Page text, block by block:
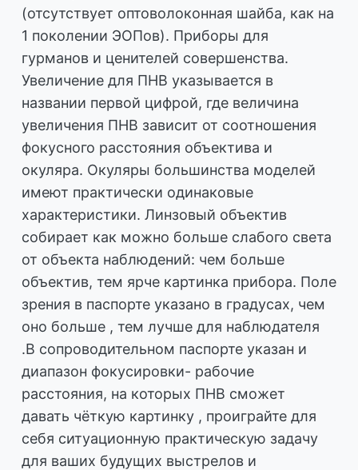
(отсутствует оптоволоконная шайба, как на
1 поколении ЭОПов). Приборы для
гурманов и ценителей совершенства.
Увеличение для ПНВ указывается в
названии первой цифрой, где величина
увеличения ПНВ зависит от соотношения
фокусного расстояния объектива и
окуляра. Окуляры большинства моделей
имеют практически одинаковые
характеристики. Линзовый объектив
собирает как можно больше слабого света
от объекта наблюдений: чем больше
объектив, тем ярче картинка прибора. Поле
зрения в паспорте указано в градусах, чем
оно больше , тем лучше для наблюдателя
.В сопроводительном паспорте указан и
диапазон фокусировки- рабочие
расстояния, на которых ПНВ сможет
давать чёткую картинку , проиграйте для
себя ситуационную практическую задачу
для ваших будущих выстрелов и